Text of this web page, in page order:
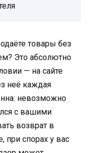
товары без
Это абсолютно
— на сайте
неё каждая
невозможно
с вашими
возврат в
спорах у вас